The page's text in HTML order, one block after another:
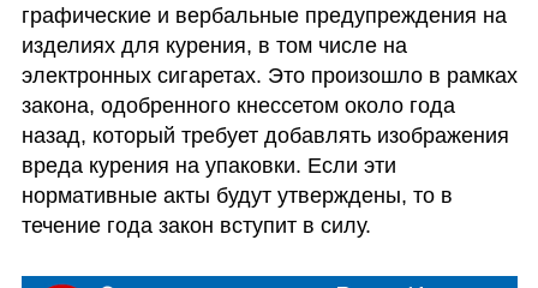
графические и вербальные предупреждения на
изделиях для курения, в том числе на
электронных сигаретах. Это произошло в рамках
закона, одобренного кнессетом около года
назад, который требует добавлять изображения
вреда курения на упаковки. Если эти
нормативные акты будут утверждены, то в
течение года закон вступит в силу.